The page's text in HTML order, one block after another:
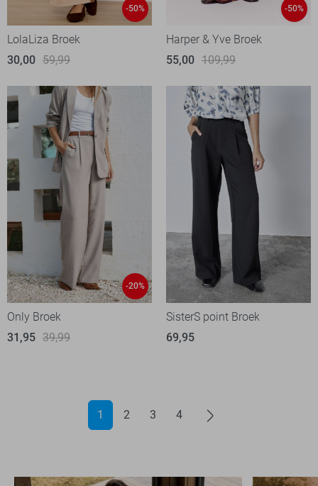
-50%
LolaLiza Broek
30,00 59,99
-50%
Harper & Yve Broek
55,00 109,99
-20%
Only Broek
31,95 39,99
SisterS point Broek
69,95
1 2 3 4